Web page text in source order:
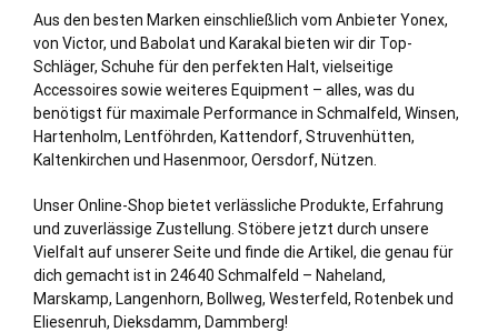
Aus den besten Marken einschließlich vom Anbieter Yonex,
von Victor, und Babolat und Karakal bieten wir dir Top-
Schläger, Schuhe für den perfekten Halt, vielseitige
Accessoires sowie weiteres Equipment – alles, was du
benötigst für maximale Performance in Schmalfeld, Winsen,
Hartenholm, Lentföhrden, Kattendorf, Struvenhütten,
Kaltenkirchen und Hasenmoor, Oersdorf, Nützen
Unser Online-Shop bietet verlässliche Produkte, Erfahrung
und zuverlässige Zustellung. Stöbere jetzt durch unsere
Vielfalt auf unserer Seite und finde die Artikel, die genau für
dich gemacht ist in 24640 Schmalfeld – Naheland,
Marskamp, Langenhorn, Bollweg, Westerfeld, Rotenbek und
Eliesenruh, Dieksdamm, Dammberg!